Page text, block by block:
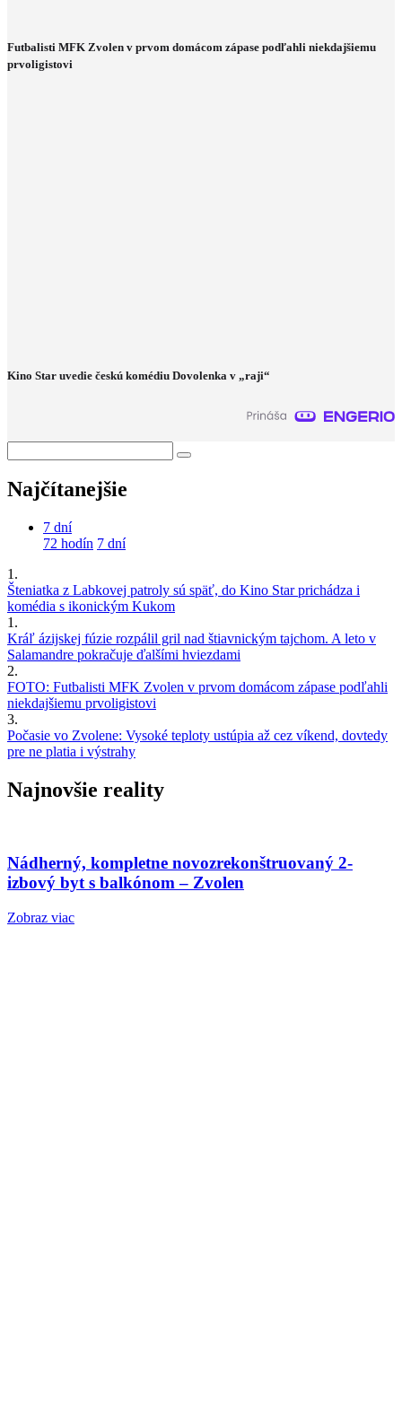
Futbalisti MFK Zvolen v prvom domácom zápase podľahli niekdajšiemu
prvoligistovi
Kino Star uvedie českú komédiu Dovolenka v „raji“
Najčítanejšie
7 dní
72 hodín 7 dní
1.
Šteniatka z Labkovej patroly sú späť, do Kino Star prichádza i
komédia s ikonickým Kukom
1.
Kráľ ázijskej fúzie rozpálil gril nad štiavnickým tajchom. A leto v
Salamandre pokračuje ďalšími hviezdami
2.
FOTO: Futbalisti MFK Zvolen v prvom domácom zápase podľahli
niekdajšiemu prvoligistovi
3.
Počasie vo Zvolene: Vysoké teploty ustúpia až cez víkend, dovtedy
pre ne platia i výstrahy
Najnovšie reality
Nádherný, kompletne novozrekonštruovaný 2-
izbový byt s balkónom – Zvolen
Zobraz viac